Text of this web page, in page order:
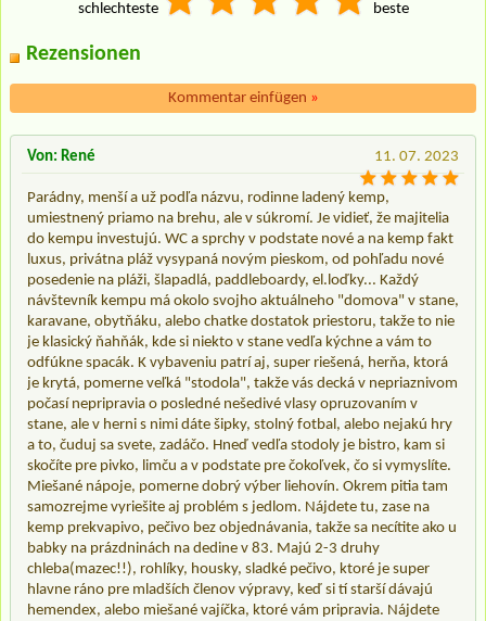
schlechteste beste
Rezensionen
Kommentar einfügen »
11. 07. 2023
Von: René
Parádny, menší a už podľa názvu, rodinne ladený kemp,
umiestnený priamo na brehu, ale v súkromí. Je vidieť, že majitelia
do kempu investujú. WC a sprchy v podstate nové a na kemp fakt
luxus, privátna pláž vysypaná novým pieskom, od pohľadu nové
posedenie na pláži, šlapadlá, paddleboardy, el.loďky... Každý
návštevník kempu má okolo svojho aktuálneho "domova" v stane,
karavane, obytňáku, alebo chatke dostatok priestoru, takže to nie
je klasický ňahňák, kde si niekto v stane vedľa kýchne a vám to
odfúkne spacák. K vybaveniu patrí aj, super riešená, herňa, ktorá
je krytá, pomerne veľká "stodola", takže vás decká v nepriaznivom
počasí nepripravia o posledné nešedivé vlasy opruzovaním v
stane, ale v herni s nimi dáte šipky, stolný fotbal, alebo nejakú hry
a to, čuduj sa svete, zadáčo. Hneď vedľa stodoly je bistro, kam si
skočíte pre pivko, limču a v podstate pre čokoľvek, čo si vymyslíte.
Miešané nápoje, pomerne dobrý výber liehovín. Okrem pitia tam
samozrejme vyriešite aj problém s jedlom. Nájdete tu, zase na
kemp prekvapivo, pečivo bez objednávania, takže sa necítite ako u
babky na prázdninách na dedine v 83. Majú 2-3 druhy
chleba(mazec!!), rohlíky, housky, sladké pečivo, ktoré je super
hlavne ráno pre mladších členov výpravy, keď si tí starší dávajú
hemendex, alebo miešané vajíčka, ktoré vám pripravia. Nájdete